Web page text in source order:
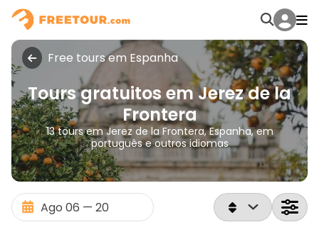
Free tours em Espanha
Tours gratuitos em Jerez de la
Frontera
13 tours em Jerez de la Frontera, Espanha, em
português e outros idiomas